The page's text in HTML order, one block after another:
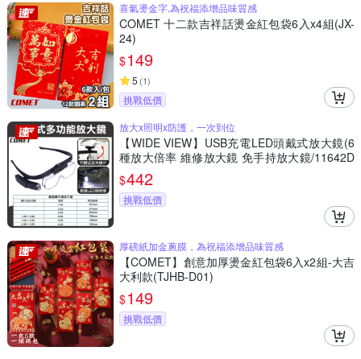
喜氣燙金字,為祝福添增品味質感
COMET 十二款吉祥話燙金紅包袋6入x4組(JX-
24)
$149
5 (1)
挑戰低價
放大x照明x防護，一次到位
【WIDE VIEW】USB充電LED頭戴式放大鏡(6
種放大倍率 維修放大鏡 免手持放大鏡/11642D
C)
$442
挑戰低價
厚磅紙加金蔥膜，為祝福添增品味質感
【COMET】創意加厚燙金紅包袋6入x2組-大吉
大利款(TJHB-D01)
$149
挑戰低價